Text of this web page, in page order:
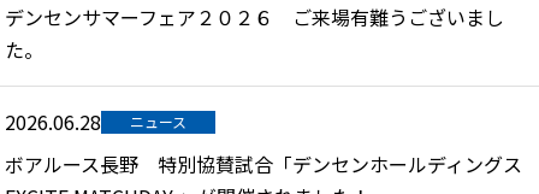
デンセンサマーフェア２０２６ ご来場有難うございまし
た。
2026.06.28 ニュース
ボアルース長野 特別協賛試合「デンセンホールディングス